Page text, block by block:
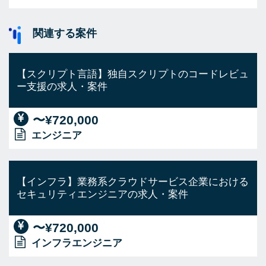
関連する案件
【スクリプト言語】独自スクリプトのコードレビュ
ー支援の求人・案件
〜¥720,000
エンジニア
【インフラ】業務系クラウドサービス企業における
セキュリティエンジニアの求人・案件
〜¥720,000
インフラエンジニア